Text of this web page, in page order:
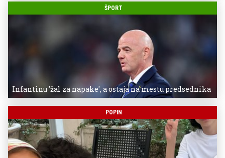
ŠPORT
Infantinu 'žal za napake', a ostaja na mestu predsednika
POPIN